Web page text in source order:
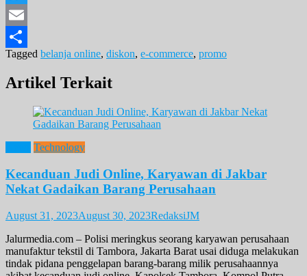
Twitter
Email
Share
Tagged belanja online, diskon, e-commerce, promo
Artikel Terkait
Technology
Kecanduan Judi Online, Karyawan di Jakbar
Nekat Gadaikan Barang Perusahaan
August 31, 2023August 30, 2023RedaksiJM
Jalurmedia.com – Polisi meringkus seorang karyawan perusahaan
manufaktur tekstil di Tambora, Jakarta Barat usai diduga melakukan
tindak pidana penggelapan barang-barang milik perusahaannya